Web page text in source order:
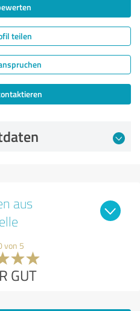
teilen
aus
von 5
GUT